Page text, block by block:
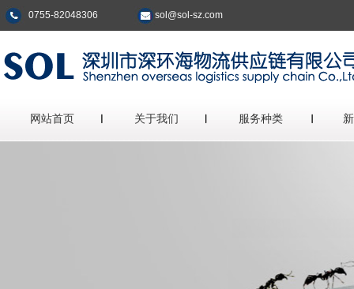
0755-82048306sol@sol-sz.com
网站首页 关于我们 服务种类